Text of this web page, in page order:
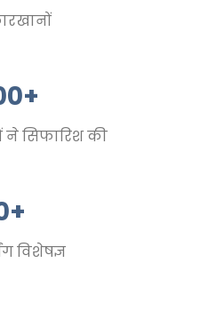
ने सिफारिश की
विशेषज्ञ